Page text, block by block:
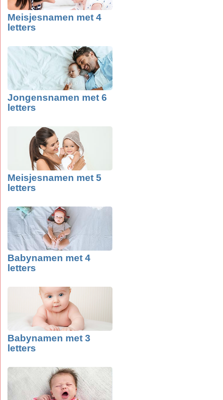
Meisjesnamen met 4
letters
Jongensnamen met 6
letters
Meisjesnamen met 5
letters
Babynamen met 4
letters
Babynamen met 3
letters